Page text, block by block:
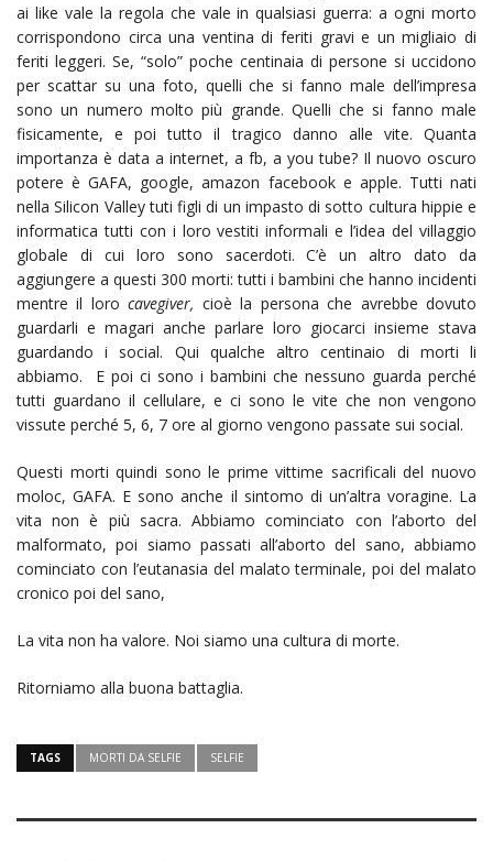
ai like vale la regola che vale in qualsiasi guerra: a ogni morto
corrispondono circa una ventina di feriti gravi e un migliaio di
feriti leggeri. Se, “solo” poche centinaia di persone si uccidono
per scattar su una foto, quelli che si fanno male dell’impresa
sono un numero molto più grande. Quelli che si fanno male
fisicamente, e poi tutto il tragico danno alle vite. Quanta
importanza è data a internet, a fb, a you tube? Il nuovo oscuro
potere è GAFA, google, amazon facebook e apple. Tutti nati
nella Silicon Valley tuti figli di un impasto di sotto cultura hippie e
informatica tutti con i loro vestiti informali e l’idea del villaggio
globale di cui loro sono sacerdoti. C’è un altro dato da
aggiungere a questi 300 morti: tutti i bambini che hanno incidenti
mentre il lorocavegiver, cioè la persona che avrebbe dovuto
guardarli e magari anche parlare loro giocarci insieme stava
guardando i social. Qui qualche altro centinaio di morti li
abbiamo. E poi ci sono i bambini che nessuno guarda perché
tutti guardano il cellulare, e ci sono le vite che non vengono
vissute perché 5, 6, 7 ore al giorno vengono passate sui social.
Questi morti quindi sono le prime vittime sacrificali del nuovo
moloc, GAFA. E sono anche il sintomo di un’altra voragine. La
vita non è più sacra. Abbiamo cominciato con l’aborto del
malformato, poi siamo passati all’aborto del sano, abbiamo
cominciato con l’eutanasia del malato terminale, poi del malato
cronico poi del sano,
La vita non ha valore. Noi siamo una cultura di morte.
Ritorniamo alla buona battaglia.
TAGS MORTI DA SELFIE SELFIE